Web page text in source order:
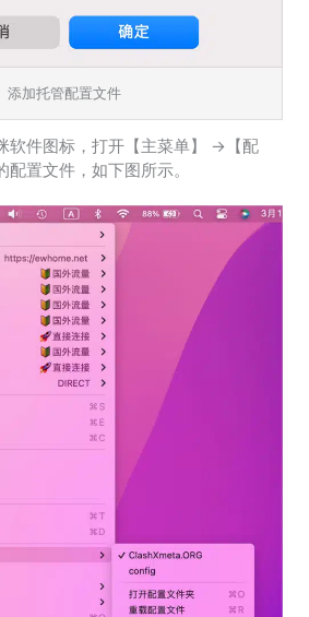
添加托管配置文件
软件图标，打开【主菜单】 ->【配
置文件，如下图所示。